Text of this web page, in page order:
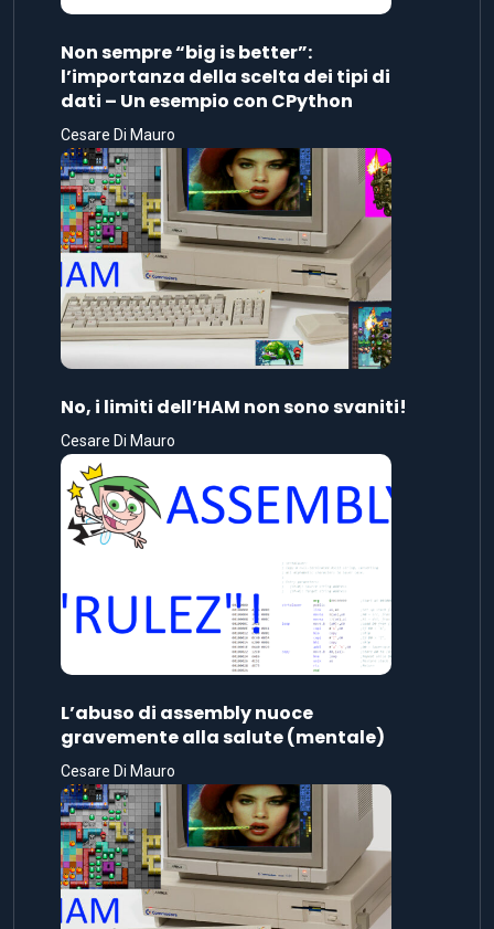
Non sempre “big is better”:
l’importanza della scelta dei tipi di
dati – Un esempio con CPython
Cesare Di Mauro
No, i limiti dell’HAM non sono svaniti!
Cesare Di Mauro
L’abuso di assembly nuoce
gravemente alla salute (mentale)
Cesare Di Mauro